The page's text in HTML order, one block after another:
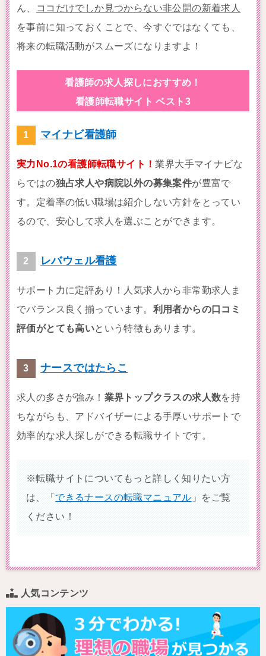
ん、
ココだけでしか見つからない非公開の新着求人
を事前に知っておくことで、今すぐではなくても、
将来の転職活動がスムーズになりますよ！
看護師の求人探しにおすすめ！
看護師転職サイト ベスト3
マイナビ看護師
実力No.1の看護師転職サイト！業界大手マイナビな
らではの独占求人や病院以外の募集案件が豊富で
す。定着率の低い職場は紹介しない方針をとってい
るので、安心して求人を選ぶことができます。
レバウェル看護
サポート力に定評あり！人気求人から非常勤求人ま
でバランス良く揃っています。 利用者からの口コミ
評価がとても高いという特徴もあります。
ナースではたらこ
求人の多さが強み！ 業界トップクラスの求人数を持
ちながらも、アドバイザーによる手厚いサポートで
効率的な求人探しができる転職サイトです。
※転職サイトについてもっと詳しく知りたい方
は、「できるナースの転職マニュアル 」をご覧
ください！
人気コンテンツ